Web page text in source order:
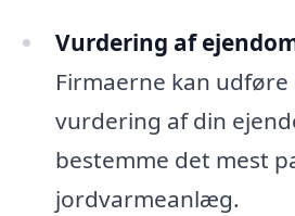
Vurdering af
Firmaerne kan
vurdering af din
bestemme det mest
jordvarmeanlæg.